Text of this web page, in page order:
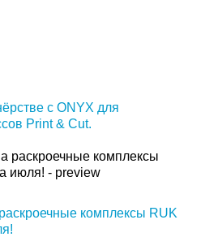
с ONYX для
Print & Cut.
комплексы RUK